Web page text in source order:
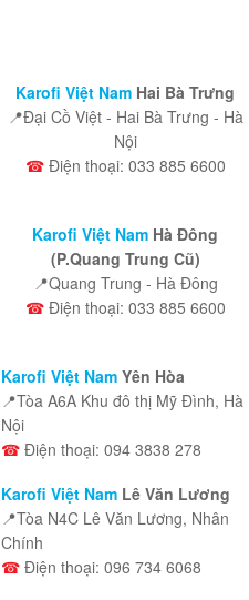
Karofi Việt Nam Hai Bà Trưng
📍Đại Cồ Việt - Hai Bà Trưng - Hà
Nội
☎ Điện thoại: 033 885 6600
Karofi Việt Nam Hà Đông
(P.Quang Trung Cũ)
📍Quang Trung - Hà Đông
☎ Điện thoại: 033 885 6600
Karofi Việt Nam Yên Hòa
📍Tòa A6A Khu đô thị Mỹ Đình, Hà
Nội
☎ Điện thoại: 094 3838 278
Karofi Việt Nam Lê Văn Lương
📍Tòa N4C Lê Văn Lương, Nhân
Chính
☎ Điện thoại: 096 734 6068